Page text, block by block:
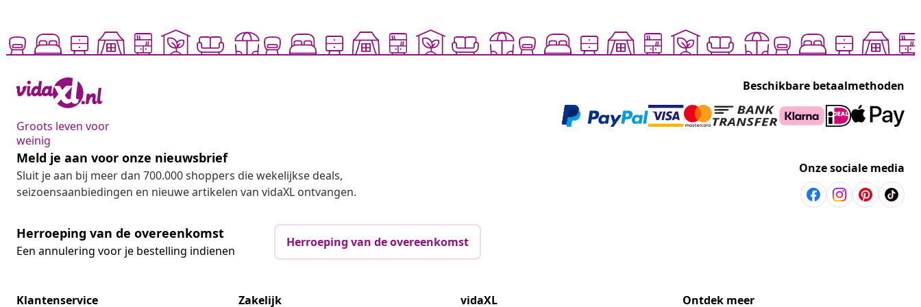
Groots leven voor
weinig
Beschikbare betaalmethoden
Meld je aan voor onze nieuwsbrief
Sluit je aan bij meer dan 700.000 shoppers die wekelijkse deals,
seizoensaanbiedingen en nieuwe artikelen van vidaXL ontvangen.
Onze sociale media
Herroeping van de overeenkomst
Een annulering voor je bestelling indienen
Herroeping van de overeenkomst
Klantenservice Zakelijk vidaXL Ontdek meer